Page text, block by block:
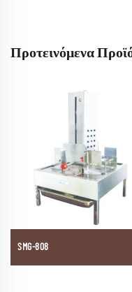
Προτεινόμενα
SMG-808